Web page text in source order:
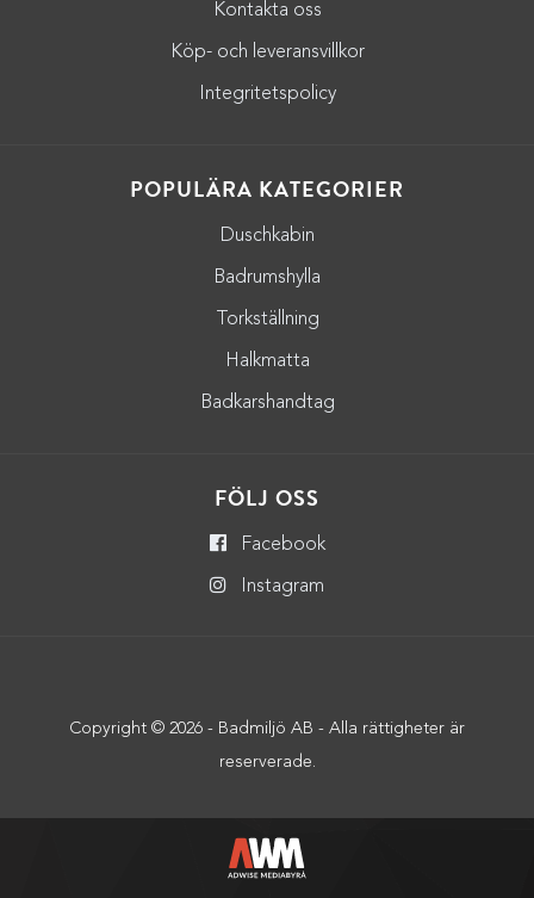
Kontakta oss
Köp- och leveransvillkor
Integritetspolicy
POPULÄRA KATEGORIER
Duschkabin
Badrumshylla
Torkställning
Halkmatta
Badkarshandtag
FÖLJ OSS
Facebook
Instagram
Copyright © 2026 - Badmiljö AB - Alla rättigheter är
reserverade.